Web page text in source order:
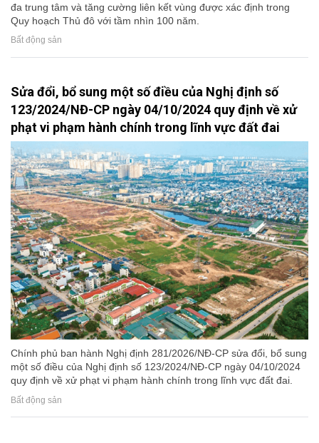
đa trung tâm và tăng cường liên kết vùng được xác định trong
Quy hoạch Thủ đô với tầm nhìn 100 năm.
Bất động sản
Sửa đổi, bổ sung một số điều của Nghị định số
123/2024/NĐ-CP ngày 04/10/2024 quy định về xử
phạt vi phạm hành chính trong lĩnh vực đất đai
Chính phủ ban hành Nghị định 281/2026/NĐ-CP sửa đổi, bổ sung
một số điều của Nghị định số 123/2024/NĐ-CP ngày 04/10/2024
quy định về xử phạt vi phạm hành chính trong lĩnh vực đất đai.
Bất động sản